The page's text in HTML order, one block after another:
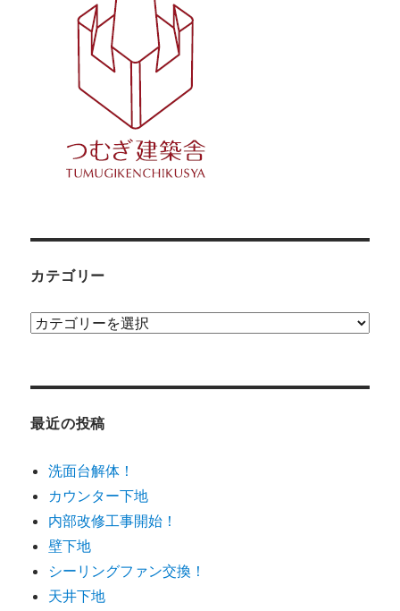
カテゴリー
カ
ー
最近の投稿
洗面台解体！
カウンター下地
内部改修工事開始！
壁下地
シーリングファン交換！
天井下地